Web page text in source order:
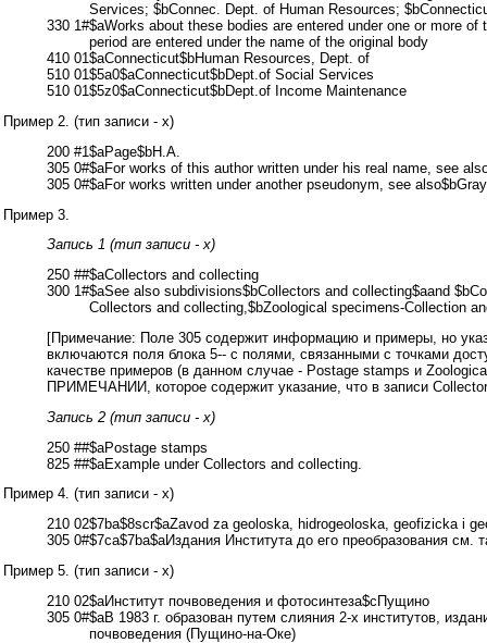
Services; $bConnec. Dept. of Human Resources;
330 1#$aWorks about these bodies are entered under one or more
period are entered under the name of the original body
410 01$aConnecticut$bHuman Resources, Dept. of
510 01$5a0$aConnecticut$bDept.of Social Services
510 01$5z0$aConnecticut$bDept.of Income Maintenance
Пример 2. (тип записи - x)
200 #1$aPage$bH.A.
305 0#$aFor works of this author written under his real name, see
305 0#$aFor works written under another pseudonym, see
Пример 3.
Запись 1 (тип записи - x)
250 ##$aCollectors and collecting
300 1#$aSee also subdivisions$bCollectors and collecting$aand
Collectors and collecting,$bZoological specimens-Collection
[Примечание: Поле 305 содержит информацию и примеры, но
включаются поля блока 5-- с полями, связанными с точками
качестве примеров (в данном случае - Postage stamps и
ПРИМЕЧАНИИ, которое содержит указание, что в записи
Запись 2 (тип записи - x)
250 ##$aPostage stamps
825 ##$aExample under Collectors and collecting.
Пример 4. (тип записи - x)
210 02$7ba$8scr$aZavod za geoloska, hidrogeoloska, geofizicka i
305 0#$7ca$7ba$aИздания Института до его преобразования
Пример 5. (тип записи - x)
210 02$aИнститут почвоведения и фотосинтеза$cПущино
305 0#$aВ 1983 г. образован путем слияния 2-х институтов,
почвоведения (Пущино-на-Оке)